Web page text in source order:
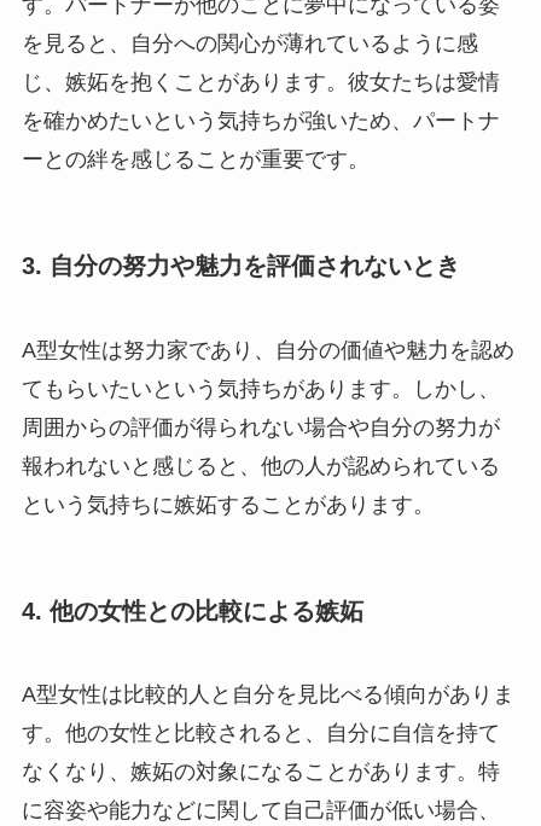
す。パートナーが他のことに夢中になっている姿
を見ると、自分への関心が薄れているように感
じ、嫉妬を抱くことがあります。彼女たちは愛情
を確かめたいという気持ちが強いため、パートナ
ーとの絆を感じることが重要です。
3. 自分の努力や魅力を評価されないとき
A型女性は努力家であり、自分の価値や魅力を認め
てもらいたいという気持ちがあります。しかし、
周囲からの評価が得られない場合や自分の努力が
報われないと感じると、他の人が認められている
という気持ちに嫉妬することがあります。
4. 他の女性との比較による嫉妬
A型女性は比較的人と自分を見比べる傾向がありま
す。他の女性と比較されると、自分に自信を持て
なくなり、嫉妬の対象になることがあります。特
に容姿や能力などに関して自己評価が低い場合、